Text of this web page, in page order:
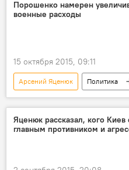
Порошенко намерен
военные расходы
15 октября 2015, 09:11
Арсений Яценюк Политика
В мире
Украина
оружие
расходы
Яценюк рассказал, кого Киев
главным противником и